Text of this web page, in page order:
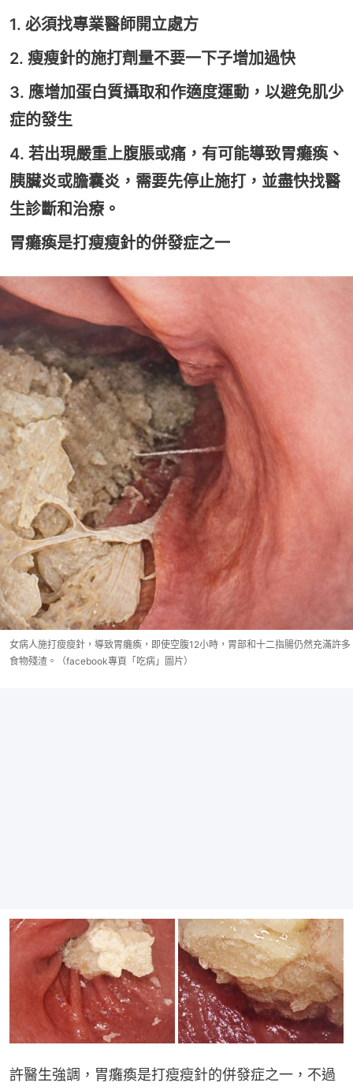
1. 必須找專業醫師開立處方
2. 瘦瘦針的施打劑量不要一下子增加過快
3. 應增加蛋白質攝取和作適度運動，以避免肌少
症的發生
4. 若出現嚴重上腹脹或痛，有可能導致胃癱瘓、
胰臟炎或膽囊炎，需要先停止施打，並盡快找醫
生診斷和治療。
胃癱瘓是打瘦瘦針的併發症之一
女病人施打瘦瘦針，導致胃癱瘓，即使空腹12小時，胃部和十二指腸仍然充滿許多
食物殘渣。（facebook專頁「吃病」圖片）
許醫生強調，胃癱瘓是打瘦瘦針的併發症之一，不過